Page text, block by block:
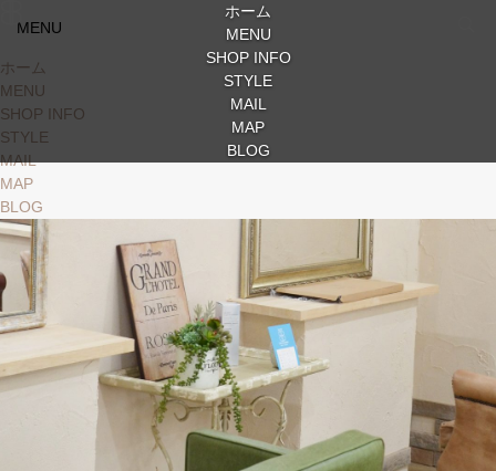
MENU
ホーム
MENU
SHOP INFO
STYLE
MAIL
MAP
BLOG
ホーム
MENU
SHOP INFO
STYLE
MAIL
MAP
BLOG